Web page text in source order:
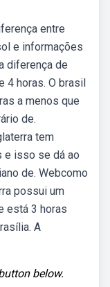
entre
e informações
diferença de
4 horas. O brasil
a menos que
de.
tem
e isso se dá ao
de. Webcomo
possui um
está 3 horas
A
below.